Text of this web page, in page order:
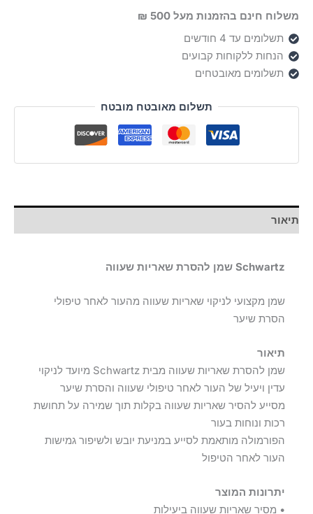
משלוח חינם בהזמנות מעל 500 ₪
תשלומים עד 4 חודשים
הנחות ללקוחות קבועים
תשלומים מאובטחים
תשלום מאובטח מובטח
תיאור
Schwartz שמן להסרת שאריות שעווה
שמן מקצועי לניקוי שאריות שעווה מהעור לאחר טיפולי
הסרת שיער
תיאור
שמן להסרת שאריות שעווה מבית Schwartz מיועד לניקוי
עדין ויעיל של העור לאחר טיפולי שעווה והסרת שיער
מסייע להסיר שאריות שעווה בקלות תוך שמירה על תחושת
רכות ונוחות בעור
הפורמולה מותאמת לסייע במניעת יובש ולשיפור גמישות
העור לאחר הטיפול
יתרונות המוצר
• מסיר שאריות שעווה ביעילות